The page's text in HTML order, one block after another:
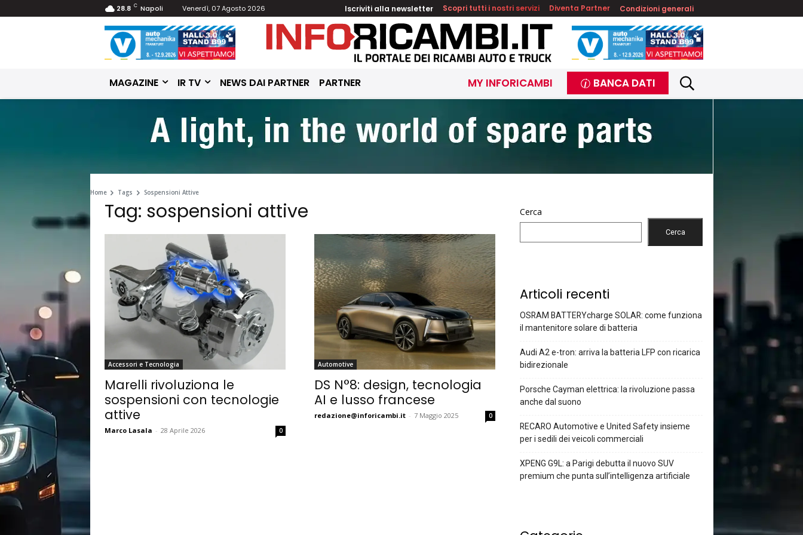
28.8 C Napoli Venerdì, 07 Agosto 2026 Iscriviti alla newsletter Scopri tutti i nostri servizi Diventa Partner Condizioni generali
MAGAZINE IR TV NEWS DAI PARTNER PARTNER MY INFORICAMBI BANCA DATI
Home Tags Sospensioni Attive
Tag: sospensioni attive
Accessori e Tecnologia
Marelli rivoluziona le
sospensioni con tecnologie
attive
Marco Lasala - 28 Aprile 2026 0
Automotive
DS N°8: design, tecnologia
AI e lusso francese
redazione@inforicambi.it - 7 Maggio 2025 0
Cerca
Cerca
Articoli recenti
OSRAM BATTERYcharge SOLAR: come funziona
il mantenitore solare di batteria
Audi A2 e-tron: arriva la batteria LFP con ricarica
bidirezionale
Porsche Cayman elettrica: la rivoluzione passa
anche dal suono
RECARO Automotive e United Safety insieme
per i sedili dei veicoli commerciali
XPENG G9L: a Parigi debutta il nuovo SUV
premium che punta sull’intelligenza artificiale